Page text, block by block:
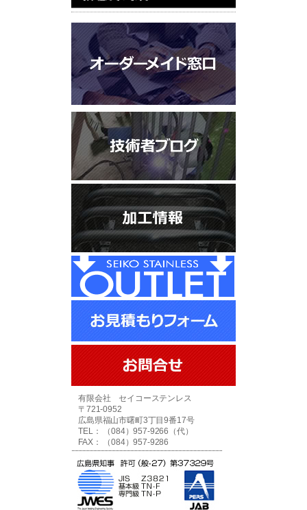
有限会社 セイコーステンレス
〒721-0952
広島県福山市曙町3丁目9番17号
TEL： （084）957-9266（代）
FAX： （084）957-9286